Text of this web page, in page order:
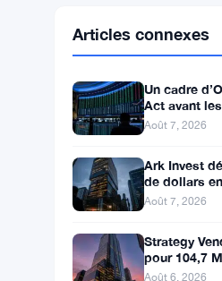
SolanaSOL
XRPXRP